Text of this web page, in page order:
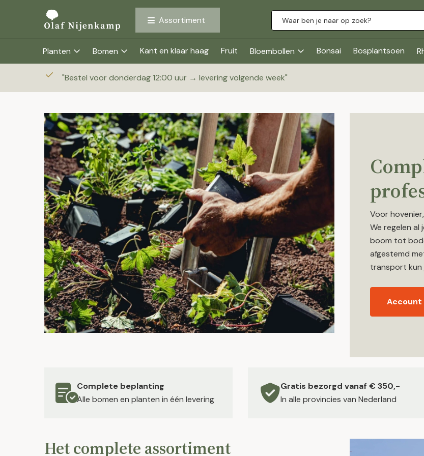
Assortiment
Planten Bomen Kant en klaar haag Fruit Bloembollen Bonsai Bosplantsoen
"Bestel voor donderdag 12:00 uur → levering volgende week"
Voor
We regelen al
boom tot
afgestemd
transport kun
Account
Complete beplanting
Alle bomen en planten in één levering
Gratis bezorgd vanaf € 350,-
In alle provincies van Nederland
Het complete assortiment